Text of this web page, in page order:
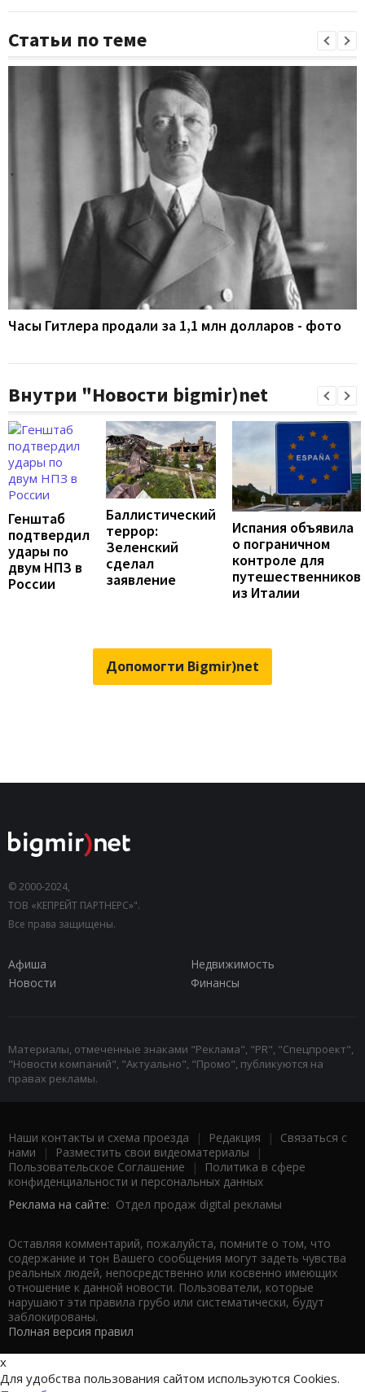
Статьи по теме
Часы Гитлера продали за 1,1 млн долларов - фото
Внутри "Новости bigmir)net
Генштаб
подтвердил
удары по
двум НПЗ в
России
Баллистический
террор:
Зеленский
сделал
заявление
Испания объявила
о пограничном
контроле для
путешественников
из Италии
Допомогти Bigmir)net
© 2000-2024,
ТОВ «КЕПРЕЙТ ПАРТНЕРС»".
Все права защищены.
Афиша
Недвижимость
Новости
Финансы
Материалы, отмеченные знаками "Реклама", "PR", "Спецпроект",
"Новости компаний", "Актуально", "Промо", публикуются на
правах рекламы.
Наши контакты и схема проезда | Редакция | Связаться с
нами | Разместить свои видеоматериалы |
Пользовательское Соглашение |
Политика в сфере
конфиденциальности и персональных данных
Реклама на сайте: Отдел продаж digital рекламы
Оставляя комментарий, пожалуйста, помните о том, что
содержание и тон Вашего сообщения могут задеть чувства
реальных людей, непосредственно или косвенно имеющих
отношение к данной новости. Пользователи, которые
нарушают эти правила грубо или систематически, будут
заблокированы.
Полная версия правил
x
Для удобства пользования сайтом используются Cookies.